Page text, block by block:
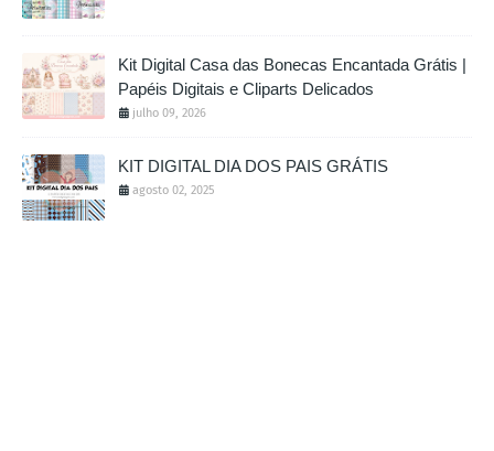
Kit Digital Casa das Bonecas Encantada Grátis |
Papéis Digitais e Cliparts Delicados
julho 09, 2026
KIT DIGITAL DIA DOS PAIS GRÁTIS
agosto 02, 2025